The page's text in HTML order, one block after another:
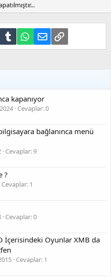
PinterestTumblr WhatsApp
E-postaLink
kapanıyor
Cevaplar: 0
bağlanınca menü
Cevaplar: 9
?
Cevaplar: 1
Cevaplar: 0
İçerisindeki Oyunlar XMB da
Cevaplar: 1